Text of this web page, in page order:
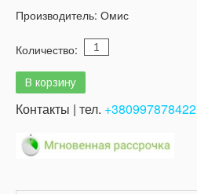
Производитель: Омис
Количество:
Контакты | тел. +380997878422